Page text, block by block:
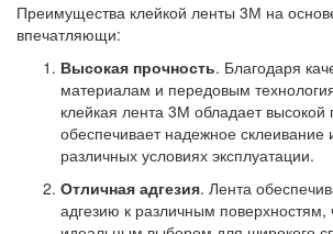
Преимущества клейкой ленты 3М на
впечатляющи:
Высокая прочность. Благодаря
материалам и передовым
клейкая лента 3М обладает высокой
обеспечивает надежное склеивание
различных условиях эксплуатации.
Отличная адгезия. Лента
адгезию к различным поверхностям,